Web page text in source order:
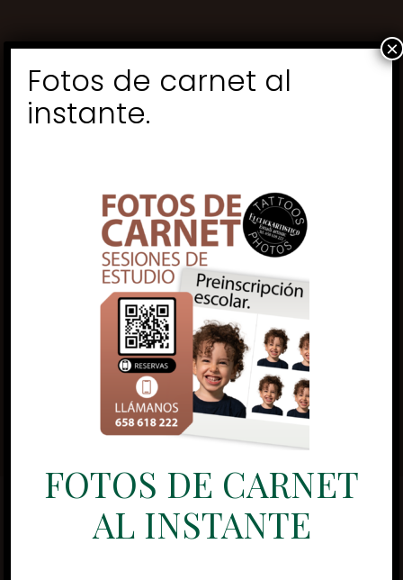
Fotos de carnet al
instante.
FOTOS DE CARNET
AL INSTANTE
×